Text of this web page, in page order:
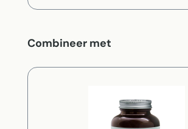
Productgalerij overslaan
Combineer met